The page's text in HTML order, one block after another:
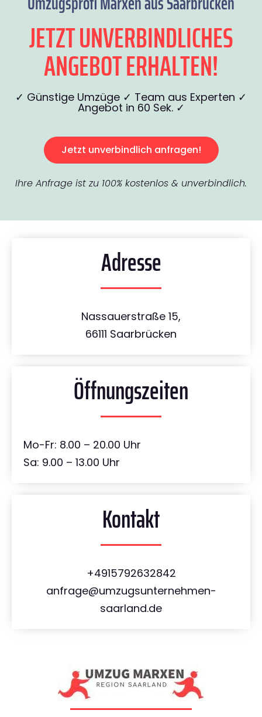
JETZT UNVERBINDLICHES
ANGEBOT ERHALTEN!
✓ Günstige Umzüge ✓ Team aus Experten ✓
Angebot in 60 Sek. ✓
Jetzt unverbindlich anfragen!
Ihre Anfrage ist zu 100% kostenlos & unverbindlich.
Adresse
Nassauerstraße 15,
66111 Saarbrücken
Öffnungszeiten
Mo-Fr: 8.00 – 20.00 Uhr
Sa: 9.00 – 13.00 Uhr
Kontakt
+4915792632842
anfrage@umzugsunternehmen-
saarland.de